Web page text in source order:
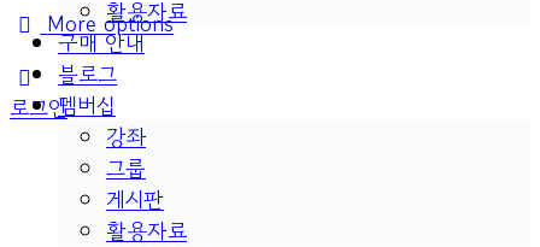
More options
로그인
활용자료
구매 안내
블로그
멤버십
강좌
그룹
게시판
활용자료